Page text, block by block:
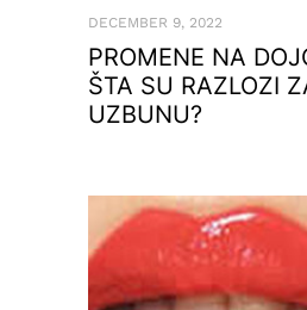
DECEMBER 9, 2022
PROMENE NA
ŠTA SU RAZLOZI
UZBUNU?